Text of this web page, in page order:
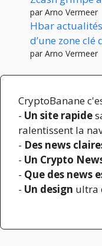
par Arno Vermeer
Hbar
d’une zone
par Arno Vermeer
CryptoBanane
- Un site rapide
ralentissent la
- Des news
- Un Crypto
- Que des news
- Un design ultra